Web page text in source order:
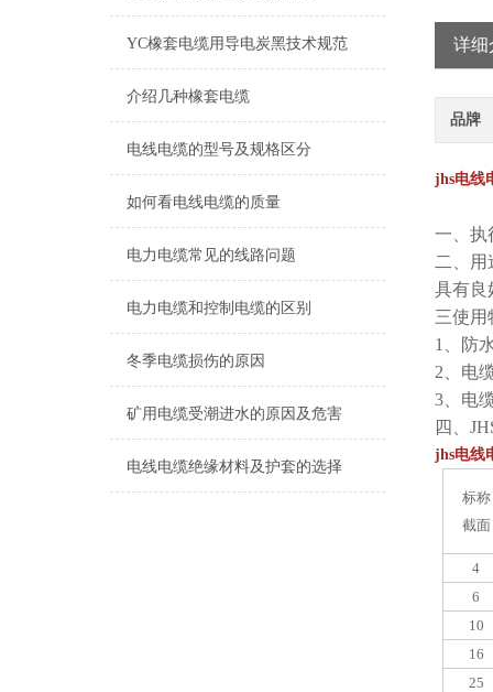
YC橡套电缆用导电炭黑技术规范
介绍几种橡套电缆
电线电缆的型号及规格区分
如何看电线电缆的质量
电力电缆常见的线路问题
电力电缆和控制电缆的区别
冬季电缆损伤的原因
矿用电缆受潮进水的原因及危害
电线电缆绝缘材料及护套的选择
详细
品牌
jhs电线
一、执
二、用
具有良
三使用
1、防
2、电
3、电
四
、
jhs电线
标称
截面
4
6
10
16
25